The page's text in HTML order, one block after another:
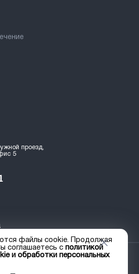
проезд,
5
файлы cookie. Продолжая
соглашаетесь сполитикой
и обработки персональных